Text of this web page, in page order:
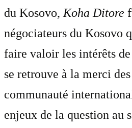
du Kosovo,Koha Ditore
négociateurs du Kosovo
faire valoir les intérêts
se retrouve à la merci
communauté
enjeux de la question au